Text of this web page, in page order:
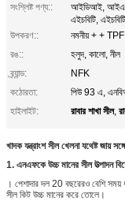
সংশ্লিষ্ট পণ্য::
আইডিআই,
এইচবিটি,
উপকরণ::
নমনীয় + +
রঙ::
হলুদ, কালো, নীল
ব্র্যান্ড:
NFK
কঠোরতা:
পিউ 93 এ,
হাইলাইট:
রাবার শাখা সীল,
খাদক যন্ত্রাংশ সীল খেলনা যথেষ্ট
1. এনএফকে উচ্চ মানের সীল উত্পাদন
। পেশাদার দল 20 বছরেরও বেশি
সীল কিট উচ্চ মানের করে তোলে।